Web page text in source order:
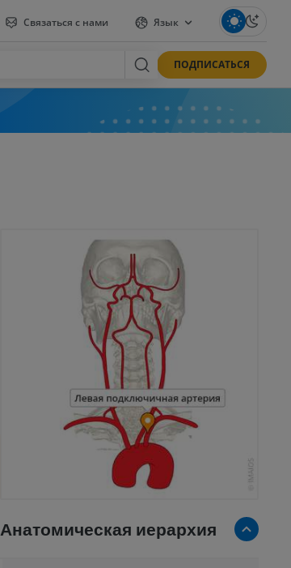
Связаться с нами Язык
ПОДПИСАТЬСЯ
Анатомическая иерархия